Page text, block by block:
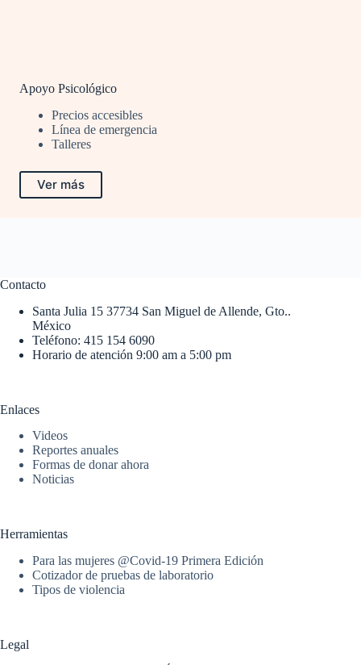
Apoyo Psicológico
Precios accesibles
Línea de emergencia
Talleres
Ver más
Contacto
Santa Julia 15 37734 San Miguel de Allende, Gto..
México
Teléfono: 415 154 6090
Horario de atención 9:00 am a 5:00 pm
Enlaces
Videos
Reportes anuales
Formas de donar ahora
Noticias
Herramientas
Para las mujeres @Covid-19 Primera Edición
Cotizador de pruebas de laboratorio
Tipos de violencia
Legal